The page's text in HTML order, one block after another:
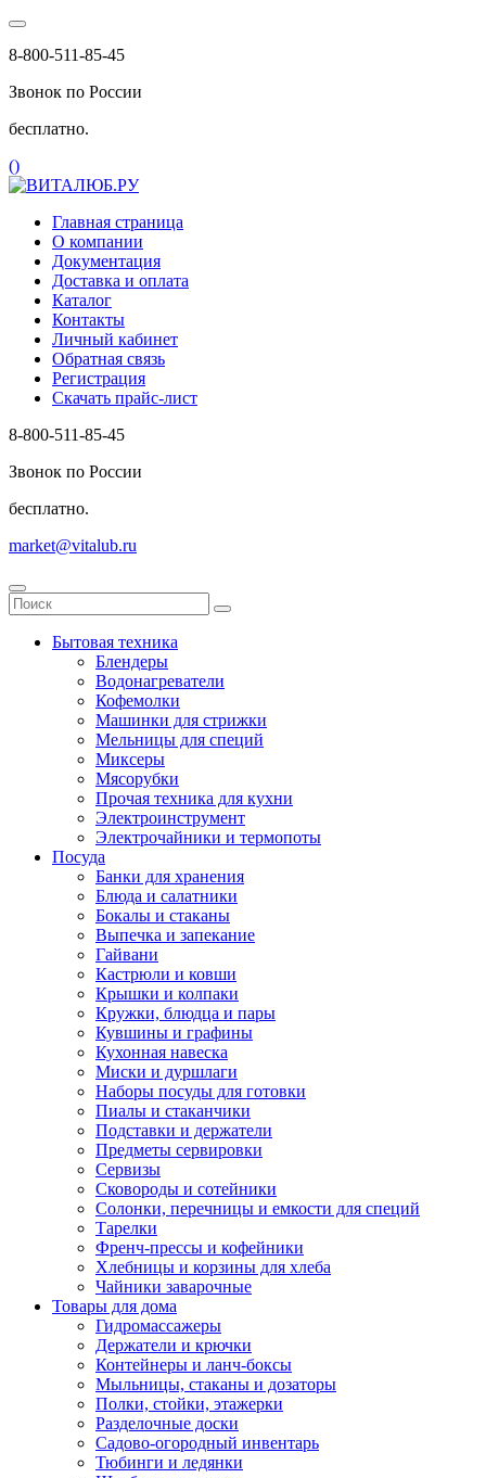
8-800-511-85-45
Звонок по России
бесплатно.
()
Главная страница
О компании
Документация
Доставка и оплата
Каталог
Контакты
Личный кабинет
Обратная связь
Регистрация
Скачать прайс-лист
8-800-511-85-45
Звонок по России
бесплатно.
market@vitalub.ru
Бытовая техника
Блендеры
Водонагреватели
Кофемолки
Машинки для стрижки
Мельницы для специй
Миксеры
Мясорубки
Прочая техника для кухни
Электроинструмент
Электрочайники и термопоты
Посуда
Банки для хранения
Блюда и салатники
Бокалы и стаканы
Выпечка и запекание
Гайвани
Кастрюли и ковши
Крышки и колпаки
Кружки, блюдца и пары
Кувшины и графины
Кухонная навеска
Миски и дуршлаги
Наборы посуды для готовки
Пиалы и стаканчики
Подставки и держатели
Предметы сервировки
Сервизы
Сковороды и сотейники
Солонки, перечницы и емкости для специй
Тарелки
Френч-прессы и кофейники
Хлебницы и корзины для хлеба
Чайники заварочные
Товары для дома
Гидромассажеры
Держатели и крючки
Контейнеры и ланч-боксы
Мыльницы, стаканы и дозаторы
Полки, стойки, этажерки
Разделочные доски
Садово-огородный инвентарь
Тюбинги и ледянки